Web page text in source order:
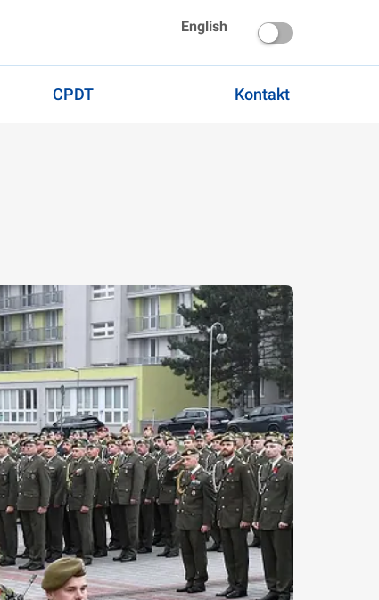
English
CPDT Kontakt